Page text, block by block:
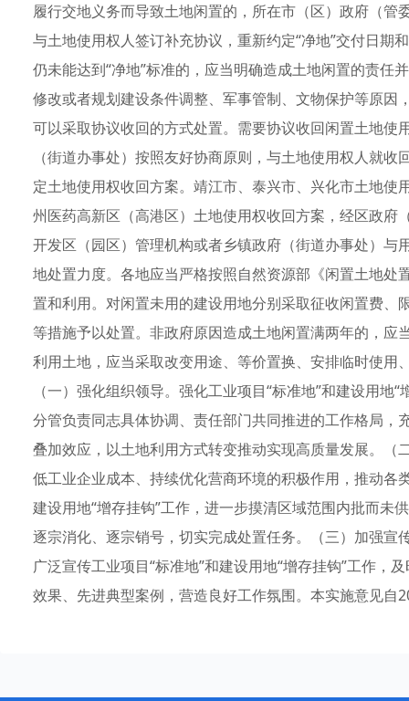
履行交地义务而导致土地闲置的，所在市（区）政府（
与土地使用权人签订补充协议，重新约定“净地”交付日
仍未能达到“净地”标准的，应当明确造成土地闲置的责任
修改或者规划建设条件调整、军事管制、文物保护等原
可以采取协议收回的方式处置。需要协议收回闲置土地
（街道办事处）按照友好协商原则，与土地使用权人就
定土地使用权收回方案。靖江市、泰兴市、兴化市土地
州医药高新区（高港区）土地使用权收回方案，经区政
开发区（园区）管理机构或者乡镇政府（街道办事处）
地处置力度。各地应当严格按照自然资源部《闲置土地
置和利用。对闲置未用的建设用地分别采取征收闲置费
等措施予以处置。非政府原因造成土地闲置满两年的，
利用土地，应当采取改变用途、等价置换、安排临时使
（一）强化组织领导。强化工业项目“标准地”和建设用
分管负责同志具体协调、责任部门共同推进的工作格局，
叠加效应，以土地利用方式转变推动实现高质量发展。（
低工业企业成本、持续优化营商环境的积极作用，推动各
建设用地“增存挂钩”工作，进一步摸清区域范围内批而未
逐宗消化、逐宗销号，切实完成处置任务。（三）加强
广泛宣传工业项目“标准地”和建设用地“增存挂钩”工作，
效果、先进典型案例，营造良好工作氛围。本实施意见